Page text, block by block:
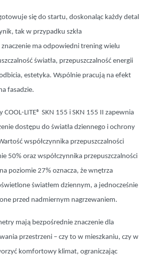
się do startu, doskonaląc każdy detal
tak w przypadku szkła
znaczenie ma odpowiedni trening wielu
światła, przepuszczalność energii
estetyka. Wspólnie pracują na efekt
fasadzie.
COOL-LITE® SKN 155 i SKN 155 II zapewnia
dostępu do światła dziennego i ochrony
współczynnika przepuszczalności
50% oraz współczynnika przepuszczalności
poziomie 27% oznacza, że wnętrza
światłem dziennym, a jednocześnie
przed nadmiernym nagrzewaniem.
mają bezpośrednie znaczenie dla
przestrzeni – czy to w mieszkaniu, czy w
komfortowy klimat, ograniczając